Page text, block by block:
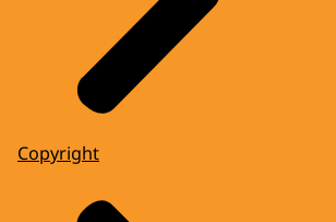
Copyright